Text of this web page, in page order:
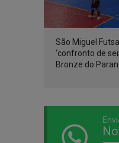
São Miguel
‘confronto de
Bronze do